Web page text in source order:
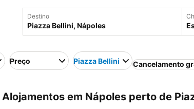
Destino
Preço Piazza Bellini Cancelamento
Alojamentos em Nápoles perto de